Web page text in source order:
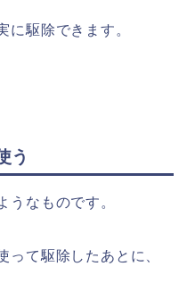
に駆除できます。
う
うなものです。
って駆除したあとに、